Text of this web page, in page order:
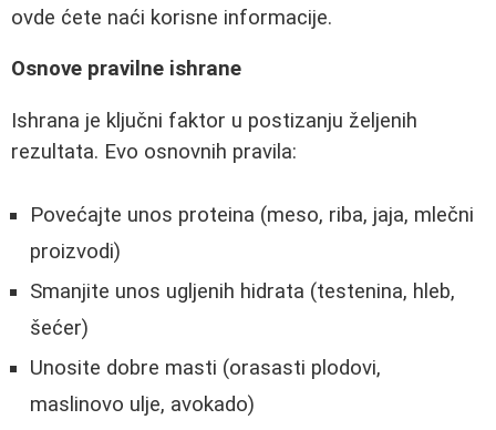
ovde ćete naći korisne informacije.
Osnove pravilne ishrane
Ishrana je ključni faktor u postizanju željenih
rezultata. Evo osnovnih pravila:
Povećajte unos proteina (meso, riba, jaja, mlečni
proizvodi)
Smanjite unos ugljenih hidrata (testenina, hleb,
šećer)
Unosite dobre masti (orasasti plodovi,
maslinovo ulje, avokado)